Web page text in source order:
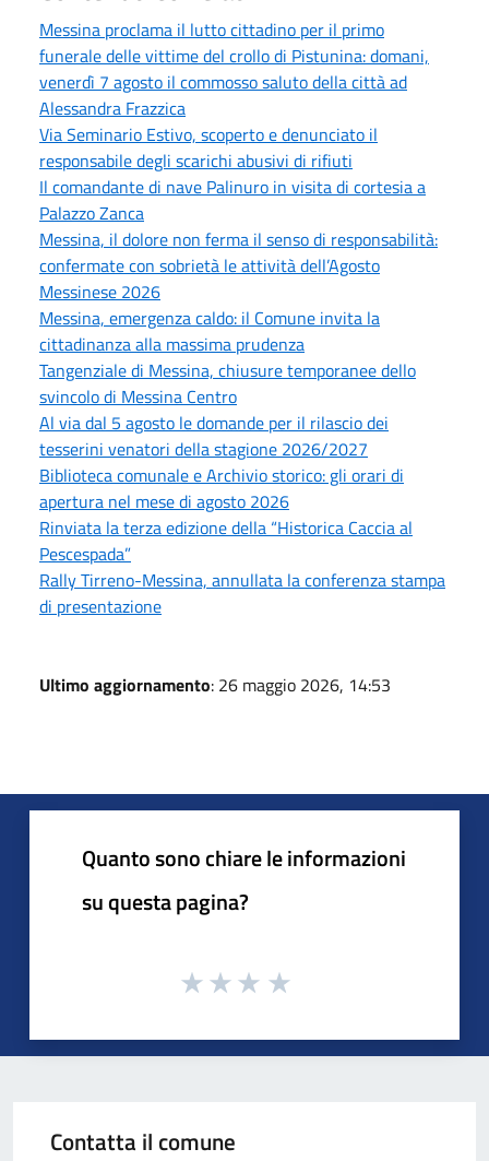
Messina proclama il lutto cittadino per il primo
funerale delle vittime del crollo di Pistunina: domani,
venerdì 7 agosto il commosso saluto della città ad
Alessandra Frazzica
Via Seminario Estivo, scoperto e denunciato il
responsabile degli scarichi abusivi di rifiuti
Il comandante di nave Palinuro in visita di cortesia a
Palazzo Zanca
Messina, il dolore non ferma il senso di responsabilità:
confermate con sobrietà le attività dell’Agosto
Messinese 2026
Messina, emergenza caldo: il Comune invita la
cittadinanza alla massima prudenza
Tangenziale di Messina, chiusure temporanee dello
svincolo di Messina Centro
Al via dal 5 agosto le domande per il rilascio dei
tesserini venatori della stagione 2026/2027
Biblioteca comunale e Archivio storico: gli orari di
apertura nel mese di agosto 2026
Rinviata la terza edizione della “Historica Caccia al
Pescespada”
Rally Tirreno-Messina, annullata la conferenza stampa
di presentazione
Ultimo aggiornamento: 26 maggio 2026, 14:53
Quanto sono chiare le informazioni
su questa pagina?
Contatta il comune